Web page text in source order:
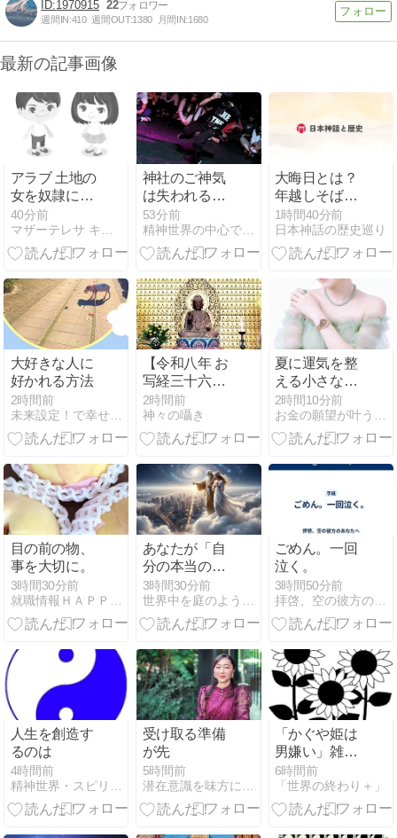
1970915 22
週間IN:410 週間OUT:1380 月間IN:1680
最新の記事画像
アラブ 土地の
女を奴隷に
し、金を奪
い、都市を略
奪し、そして
人々の功績に
自
40分前
神社のご神気
は失われるの
か ～火災の
後、私が見た
真実～
53分前
精神世界の中心でブレイクダンスを踊る
大晦日とは？
年越しそばと
除夜の鐘の意
味 年籠りから
続く一年最後
1時間40分前
日本神話の歴史巡り
大好きな人に
好かれる方法
2時間前
【令和八年 お
写経三十六巻
目】
2時間前
神々の囁き
夏に運気を整
える小さな習
慣｜心と空間
を軽くする夏
の開運習慣
2時間10分前
目の前の物、
事を大切に。
3時間30分前
あなたが「自
分の本当の
夢」を見失っ
ているシンプ
ルな原因。夢
スノート』の
メリット
Part.②
3時間30分前
ごめん。一回
泣く。
3時間50分前
拝啓、空の彼方のあなたへ
人生を創造す
るのは
4時間前
精神世界・スピリチュアル好きのたまり場
受け取る準備
が先
5時間前
潜在意識を味方につけると願いを叶えるって簡単！永瀬ともみ
「かぐや姫は
男嫌い」雑談
メモ
6時間前
「世界の終わり＋」